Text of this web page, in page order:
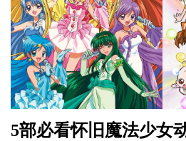
5部必看怀旧魔法少女